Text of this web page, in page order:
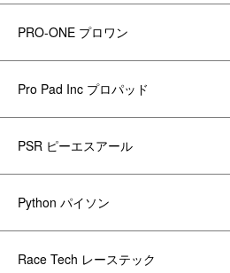
PRO-ONE プロワン
Pro Pad Inc プロパッド
PSR ピーエスアール
Python パイソン
Race Tech レーステック